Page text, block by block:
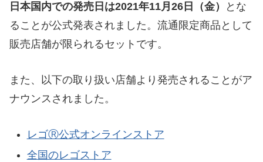
日本国内での発売日は2021年11月26日（金）
とな
ることが公式発表されました。流通限定商品として
販売店舗が限られるセットです。
また、以下の取り扱い店舗より発売されることがア
ナウンスされました。
レゴⓇ公式オンラインストア
全国のレゴストア